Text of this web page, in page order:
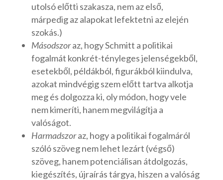
utolsó előtti szakasza, nem az első,
márpedig az alapokat lefektetni az elején
szokás.)
Másodszoraz, hogy Schmitt a politikai
fogalmát konkrét-tényleges jelenségekből,
esetekből, példákból, figurákból kiindulva,
azokat mindvégig szem előtt tartva alkotja
meg és dolgozza ki, oly módon, hogy vele
nem kimeríti, hanem megvilágítja a
valóságot.
Harmadszoraz, hogy a politikai fogalmáról
szóló szöveg nem lehet lezárt (végső)
szöveg, hanem potenciálisan átdolgozás,
kiegészítés, újraírás tárgya, hiszen a valóság